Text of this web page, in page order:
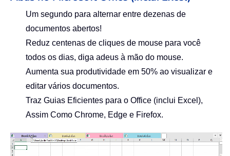
Um segundo para alternar entre dezenas de
documentos abertos!
Reduz centenas de cliques de mouse para você
todos os dias, diga adeus à mão do mouse.
Aumenta sua produtividade em 50% ao visualizar e
editar vários documentos.
Traz Guias Eficientes para o Office (inclui Excel),
Assim Como Chrome, Edge e Firefox.